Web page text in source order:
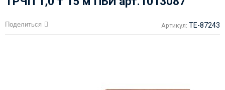
Поделиться Артикул: TE-87243